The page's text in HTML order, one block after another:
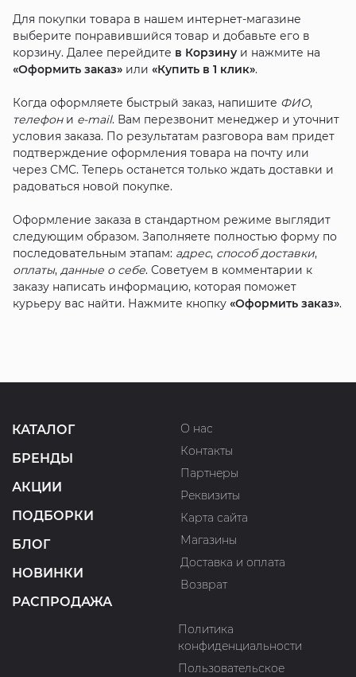
Для покупки товара в нашем интернет-магазине
выберите понравившийся товар и добавьте его в
корзину. Далее перейдите в Корзинуи нажмите на
«Оформить заказ»или «Купить в 1 клик».
Когда оформляете быстрый заказ, напишите ФИО,
телефони e-mail. Вам перезвонит менеджер и уточнит
условия заказа. По результатам разговора вам придет
подтверждение оформления товара на почту или
через СМС. Теперь останется только ждать доставки и
радоваться новой покупке.
Оформление заказа в стандартном режиме выглядит
следующим образом. Заполняете полностью форму по
последовательным этапам: адрес, способ доставки,
оплаты, данные о себе. Советуем в комментарии к
заказу написать информацию, которая поможет
курьеру вас найти. Нажмите кнопку «Оформить заказ».
КАТАЛОГ
БРЕНДЫ
АКЦИИ
ПОДБОРКИ
БЛОГ
НОВИНКИ
РАСПРОДАЖА
О нас
Контакты
Партнеры
Реквизиты
Карта сайта
Магазины
Доставка и оплата
Возврат
Политика
конфиденциальности
Пользовательское